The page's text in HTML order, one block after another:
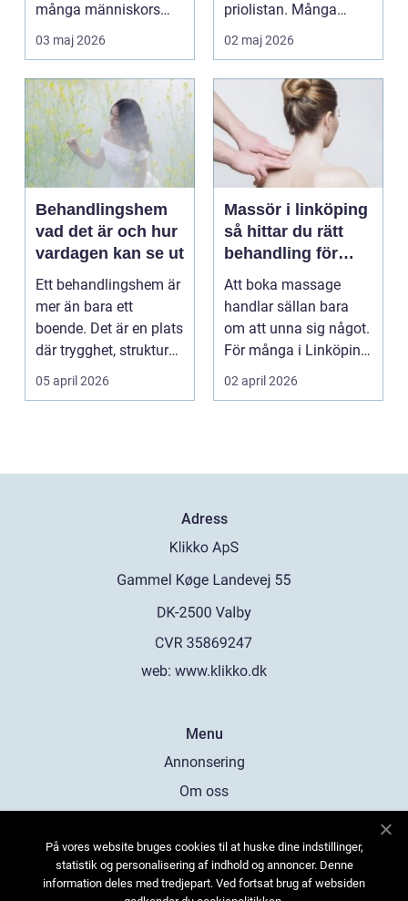
många människors
hälsa och varda...
03 maj 2026
priolistan. Många
väntar tills problemen
02 maj 2026
Behandlingshem
vad det är och hur
vardagen kan se ut
Ett behandlingshem är
mer än bara ett
boende. Det är en plats
där trygghet, struktur
och professione...
05 april 2026
Massör i linköping
så hittar du rätt
behandling för
kropp och hälsa
Att boka massage
handlar sällan bara
om att unna sig något.
För många i Linköping
har regelbunden ma...
02 april 2026
Adress
web: www.klikko.dk
Menu
Annonsering
Om oss
Kontakta oss
Sitemap
På vores website bruges cookies til at huske dine indstillinger,
statistik og personalisering af indhold og annoncer. Denne
information deles med tredjepart. Ved fortsat brug af websiden